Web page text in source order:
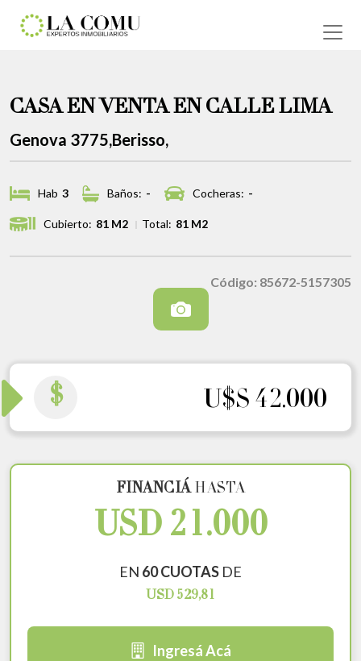
CASA EN VENTA EN CALLE LIMA
Genova 3775,Berisso,
Hab 3 Baños: - Cocheras: -
Cubierto: 81 M2 Total: 81 M2
Código: 85672-5157305
$ U$S 42.000
FINANCIÁHASTA
USD 21.000
EN 60 CUOTAS DE
USD 529,81
Ingresá Acá